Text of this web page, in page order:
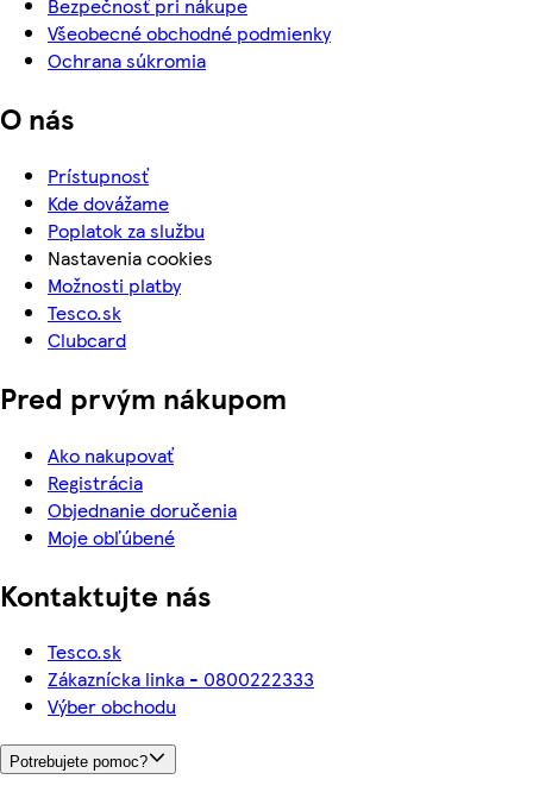
Všeobecné obchodné podmienky
Ochrana súkromia
O nás
Prístupnosť
Kde dovážame
Poplatok za službu
Nastavenia cookies
Možnosti platby
Tesco.sk
Clubcard
Pred prvým nákupom
Ako nakupovať
Registrácia
Objednanie doručenia
Moje obľúbené
Kontaktujte nás
Tesco.sk
Zákaznícka linka - 0800222333
Výber obchodu
Potrebujete pomoc?